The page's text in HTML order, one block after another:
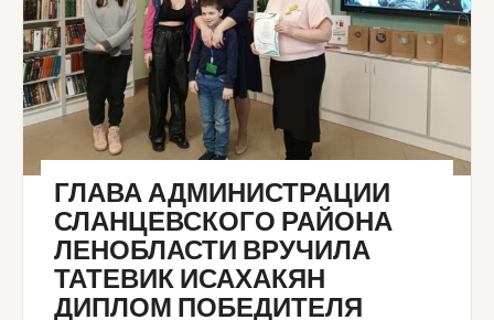
ГЛАВА АДМИНИСТРАЦИИ
СЛАНЦЕВСКОГО РАЙОНА
ЛЕНОБЛАСТИ ВРУЧИЛА
ТАТЕВИК ИСАХАКЯН
ДИПЛОМ ПОБЕДИТЕЛЯ